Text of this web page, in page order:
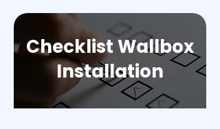
Checklist Wallbox
Installation